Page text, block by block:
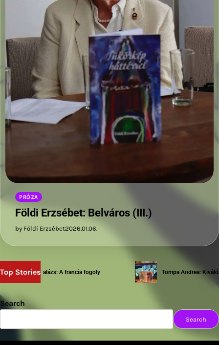
PRÓZA
Földi Erzsébet: Belváros (III.)
by Földi Erzsébet2026.01.06.
Top Stories
Sziwery Balázs: A francia fogoly Tompa Andrea: Kiváló
Search
Search